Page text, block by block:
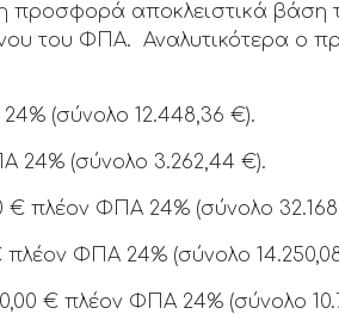
αποκλειστικά βάση
του ΦΠΑ. Αναλυτικότερα ο
(σύνολο 12.448,36 €).
24% (σύνολο 3.262,44 €).
€ πλέον ΦΠΑ 24% (σύνολο
ΦΠΑ 24% (σύνολο
€ πλέον ΦΠΑ 24% (σύνολο